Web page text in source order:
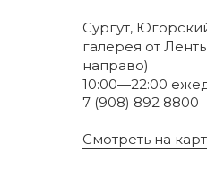
Сургут,
галерея от
направо)
10:00—22:00
Смотреть на
7 (908) 892 8800